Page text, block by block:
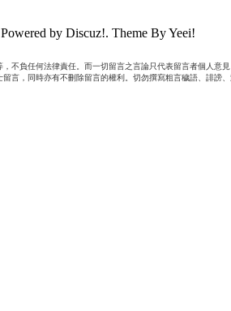
by Discuz!. Theme By Yeei!
不負任何法律責任。而一切留言之言論只代表留言者個人
，同時亦有不刪除留言的權利。切勿撰寫粗言穢語、誹謗